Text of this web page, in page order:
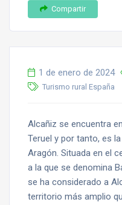
Compartir
1 de enero de 2024
Turismo rural España
Alcañiz se encuentra
Teruel y por tanto, es
Aragón. Situada en el
a la que se denomina
se ha considerado a
territorio más amplio